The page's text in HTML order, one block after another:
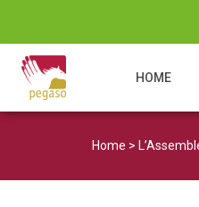
Navigazione
HOME
Home >